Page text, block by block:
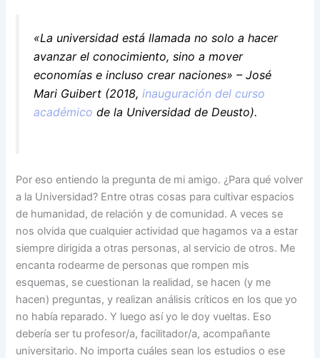
«La universidad está llamada no solo a hacer
avanzar el conocimiento, sino a mover
economías e incluso crear naciones» – José
Mari Guibert (2018,inauguración del curso
académico de la Universidad de Deusto).
Por eso entiendo la pregunta de mi amigo. ¿Para qué volver
a la Universidad? Entre otras cosas para cultivar espacios
de humanidad, de relación y de comunidad. A veces se
nos olvida que cualquier actividad que hagamos va a estar
siempre dirigida a otras personas, al servicio de otros. Me
encanta rodearme de personas que rompen mis
esquemas, se cuestionan la realidad, se hacen (y me
hacen) preguntas, y realizan análisis críticos en los que yo
no había reparado. Y luego así yo le doy vueltas. Eso
debería ser tu profesor/a, facilitador/a, acompañante
universitario. No importa cuáles sean los estudios o ese